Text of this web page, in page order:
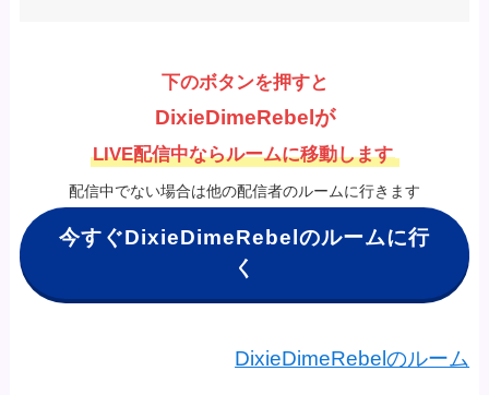
下のボタンを押すと
DixieDimeRebelが
LIVE配信中ならルームに移動します
配信中でない場合は他の配信者のルームに行きます
今すぐDixieDimeRebelのルームに行
く
DixieDimeRebelのルーム